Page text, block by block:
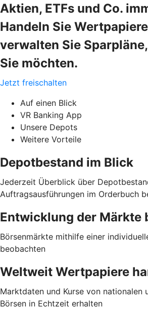
Aktien, ETFs und Co.
Handeln Sie
verwalten Sie
Sie möchten.
Jetzt freischalten
Auf einen Blick
VR Banking App
Unsere Depots
Weitere Vorteile
Depotbestand im Blick
Jederzeit Überblick über
Auftragsausführungen im Orderbuch
Entwicklung der Märkte
Börsenmärkte mithilfe einer
beobachten
Weltweit Wertpapiere
Marktdaten und Kurse von nationalen
Börsen in Echtzeit erhalten